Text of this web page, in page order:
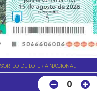
SORTEO DE LOTERIA NACIONAL
0